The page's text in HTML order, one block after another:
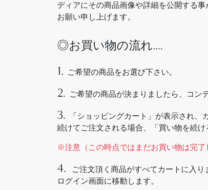
ディアにその商品画像や詳細を公開する
お願い申し上げます。
◎お買い物の流れ....
1. ご希望の商品をお選び下さい。
2. ご希望の商品が決まりましたら、コン
3.
「ショッピングカート」が表示され、
続けてご注文される場合、「買い物を続
※注意（この時点ではまだお買い物は完了
4.
ご注文頂く商品がすべてカートに入
ログイン画面に移動します。